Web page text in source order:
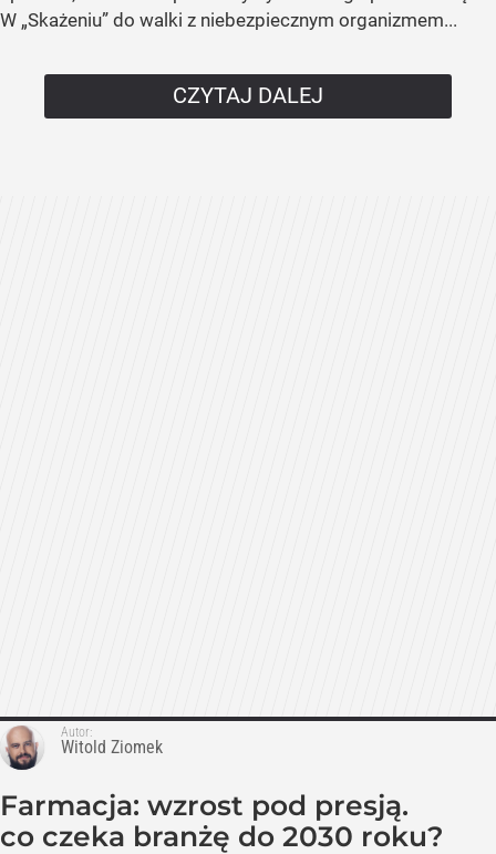
W „Skażeniu” do walki z niebezpiecznym organizmem...
CZYTAJ DALEJ
Autor:
Witold Ziomek
Farmacja: wzrost pod presją.
co czeka branżę do 2030 roku?